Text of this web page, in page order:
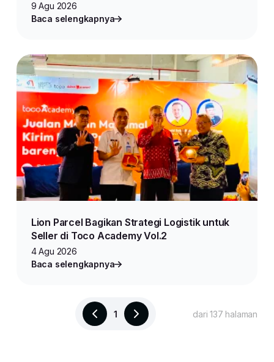
9 Agu 2026
Baca selengkapnya
Lion Parcel Bagikan Strategi Logistik untuk
Seller di Toco Academy Vol.2
4 Agu 2026
Baca selengkapnya
1 dari 137 halaman